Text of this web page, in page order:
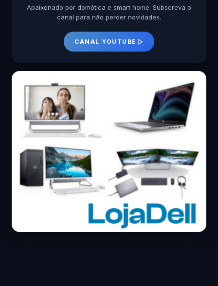
Apaixonado por domótica e smart home. Subscreva o
canal para não perder novidades.
CANAL YOUTUBE